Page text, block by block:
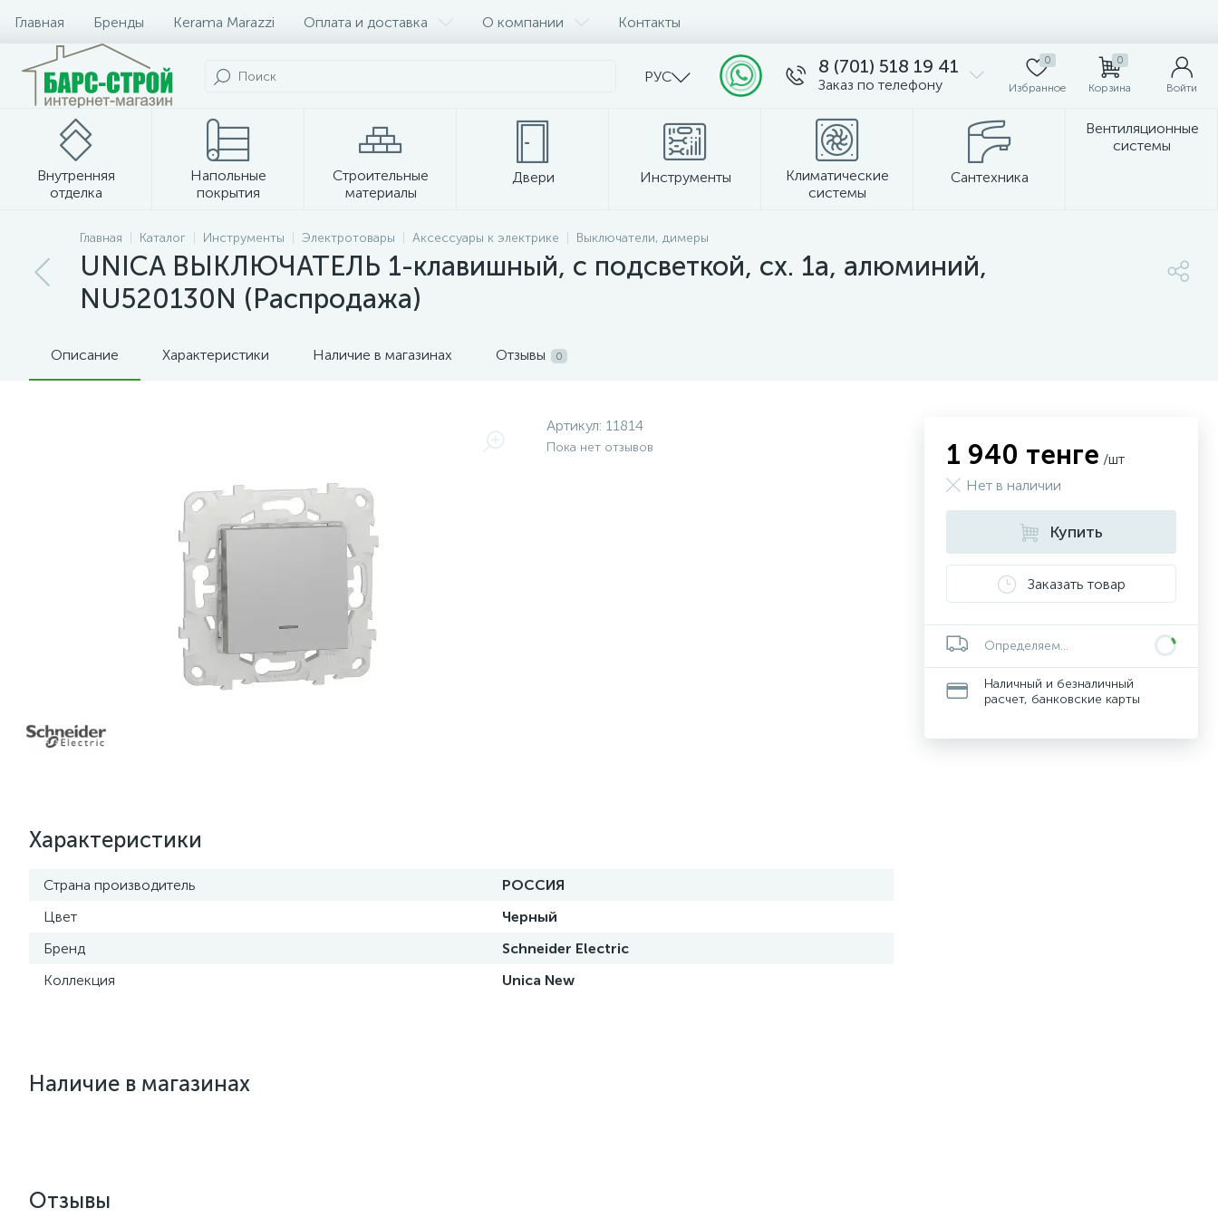
Главная Бренды Kerama Marazzi Оплата и доставка О компании Контакты
РУС 8 (701) 518 19 41
Заказ по телефону
0
Избранное
0
Корзина Войти
Внутренняя
отделка
Напольные
покрытия
Строительные
материалы
Двери Инструменты
Климатические
системы
Сантехника
Вентиляционные
системы
Плитка и керамогранит
Главная Каталог Инструменты Электротовары Аксессуары к электрике Выключатели, димеры
UNICA ВЫКЛЮЧАТЕЛЬ 1-клавишный, с подсветкой, сх. 1а, алюминий,
NU520130N (Распродажа)
Описание Характеристики Наличие в магазинах Отзывы 0
Артикул: 11814
Пока нет отзывов
Характеристики
Страна производитель
РОССИЯ
Цвет
Черный
Бренд
Schneider Electric
Коллекция
Unica New
Наличие в магазинах
1 940 тенге /шт
Нет в наличии
Купить
Заказать товар
Определяем...
Наличный и безналичный
расчет, банковские карты
Отзывы